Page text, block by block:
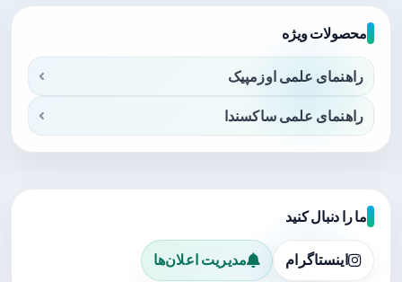
محصولات ویژه
راهنمای علمی اوزمپیک
راهنمای علمی ساکسندا
ما را دنبال کنید
اینستاگرام مدیریت اعلان‌ها